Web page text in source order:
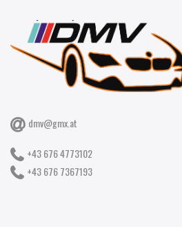
dmv@gmx.at
+43 676 4773102
+43 676 7367193